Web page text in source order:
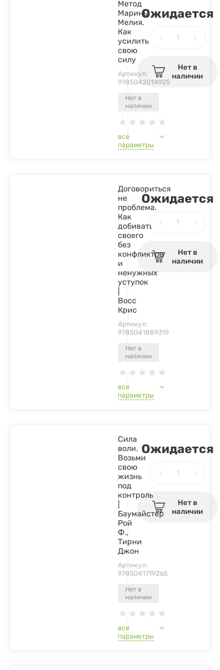
Нет в
наличии
Метод
Марины
Мелия.
Как
усилить
свою
силу
Артикул:
9785042014925
все
параметры
Ожидается
Нет в
наличии
Нет в
наличии
Договориться
не
проблема.
Как
добиваться
своего
без
конфликтов
и
ненужных
уступок
Восс
Крис
Артикул:
9785041889319
все
параметры
Ожидается
Нет в
наличии
Нет в
наличии
Сила
воли.
Возьми
свою
жизнь
под
контроль
Баумайстер
Рой
Ф.,
Тирни
Джон
Артикул:
9785041719265
все
параметры
Ожидается
Нет в
наличии